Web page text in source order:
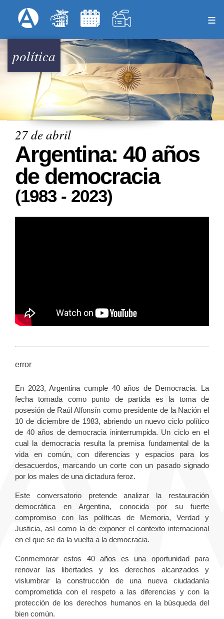
al
principal
Menú Superior
política
27 de abril
Argentina: 40 años
de democracia
(1983 - 2023)
error
En 2023, Argentina cumple 40 años de Democracia. La
fecha tomada como punto de partida es la toma de
posesión de Raúl Alfonsín como presidente de la Nación el
10 de diciembre de 1983, abriendo un nuevo ciclo político
de 40 años de democracia ininterrumpida. Un ciclo en el
cual la democracia resulta la premisa fundamental de la
vida en común, con diferencias y espacios para los
desacuerdos, marcando un corte con un pasado signado
por los males de una dictadura feroz.
Este conversatorio pretende analizar la restauración
democrática en Argentina, conocida por su fuerte
compromiso con las políticas de Memoria, Verdad y
Justicia, así como la de exponer el contexto internacional
en el que se da la vuelta a la democracia.
Conmemorar estos 40 años es una oportunidad para
renovar las libertades y los derechos alcanzados y
vislumbrar la construcción de una nueva ciudadanía
comprometida con el respeto a las diferencias y con la
protección de los derechos humanos en la búsqueda del
bien común.